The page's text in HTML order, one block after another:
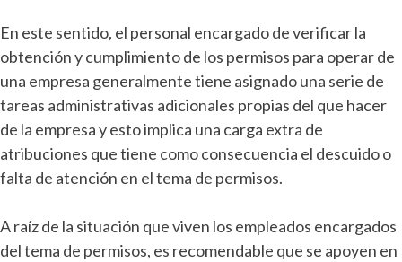
En este sentido, el personal encargado de verificar la
obtención y cumplimiento de los permisos para operar de
una empresa generalmente tiene asignado una serie de
tareas administrativas adicionales propias del que hacer
de la empresa y esto implica una carga extra de
atribuciones que tiene como consecuencia el descuido o
falta de atención en el tema de permisos.
A raíz de la situación que viven los empleados encargados
del tema de permisos, es recomendable que se apoyen en